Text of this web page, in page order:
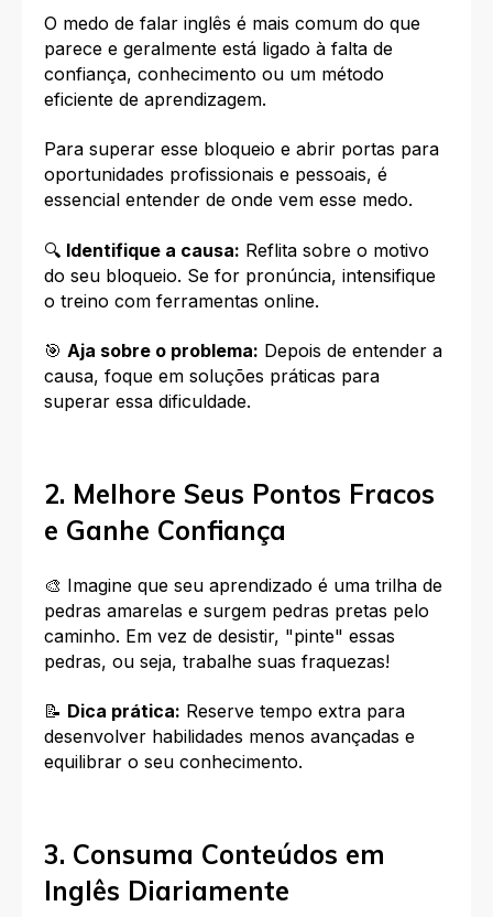
O medo de falar inglês é mais comum do que
parece e geralmente está ligado à falta de
confiança, conhecimento ou um método
eficiente de aprendizagem.
Para superar esse bloqueio e abrir portas para
oportunidades profissionais e pessoais, é
essencial entender de onde vem esse medo.
🔍 Identifique a causa: Reflita sobre o motivo
do seu bloqueio. Se for pronúncia, intensifique
o treino com ferramentas online.
🎯 Aja sobre o problema: Depois de entender a
causa, foque em soluções práticas para
superar essa dificuldade.
2. Melhore Seus Pontos Fracos
e Ganhe Confiança
🎨 Imagine que seu aprendizado é uma trilha de
pedras amarelas e surgem pedras pretas pelo
caminho. Em vez de desistir, "pinte" essas
pedras, ou seja, trabalhe suas fraquezas!
📝 Dica prática: Reserve tempo extra para
desenvolver habilidades menos avançadas e
equilibrar o seu conhecimento.
3. Consuma Conteúdos em
Inglês Diariamente